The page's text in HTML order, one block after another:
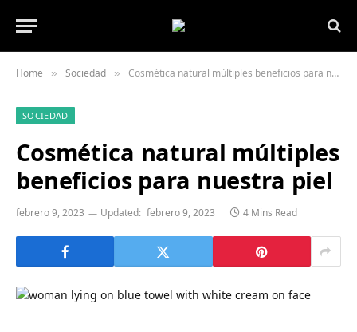
Home » Sociedad » Cosmética natural múltiples beneficios para nuestra piel
SOCIEDAD
Cosmética natural múltiples
beneficios para nuestra piel
febrero 9, 2023 Updated: febrero 9, 2023 4 Mins Read